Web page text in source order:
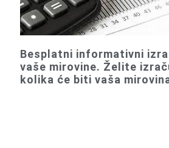
Besplatni informativni
vaše mirovine. Želite
kolika će biti vaša